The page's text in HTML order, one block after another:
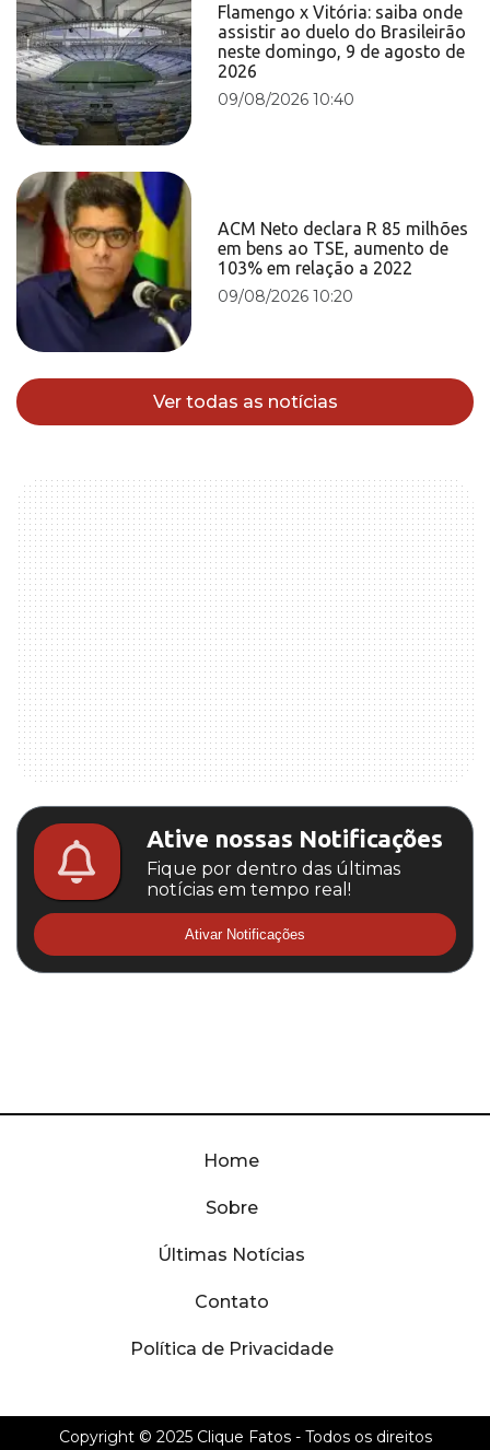
Flamengo x Vitória: saiba onde
assistir ao duelo do Brasileirão
neste domingo, 9 de agosto de
2026
09/08/2026 10:40
ACM Neto declara R 85 milhões
em bens ao TSE, aumento de
103% em relação a 2022
09/08/2026 10:20
Ver todas as notícias
Ative nossas Notificações
Fique por dentro das últimas
notícias em tempo real!
Ativar Notificações
Home
Sobre
Últimas Notícias
Contato
Política de Privacidade
Copyright © 2025 Clique Fatos- Todos os direitos